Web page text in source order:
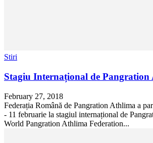
Stiri
Stagiu Internațional de Pangration
February 27, 2018
Federația Română de Pangration Athlima a
- 11 februarie la stagiul internațional de
World Pangration Athlima Federation...